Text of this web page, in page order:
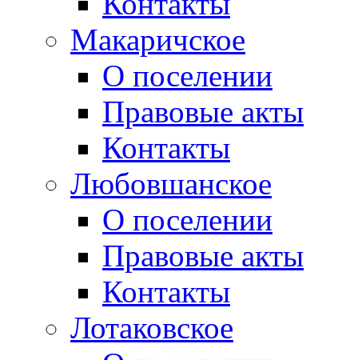
Макаричское
О поселении
Правовые акты
Контакты
Любовшанское
О поселении
Правовые акты
Контакты
Лотаковское